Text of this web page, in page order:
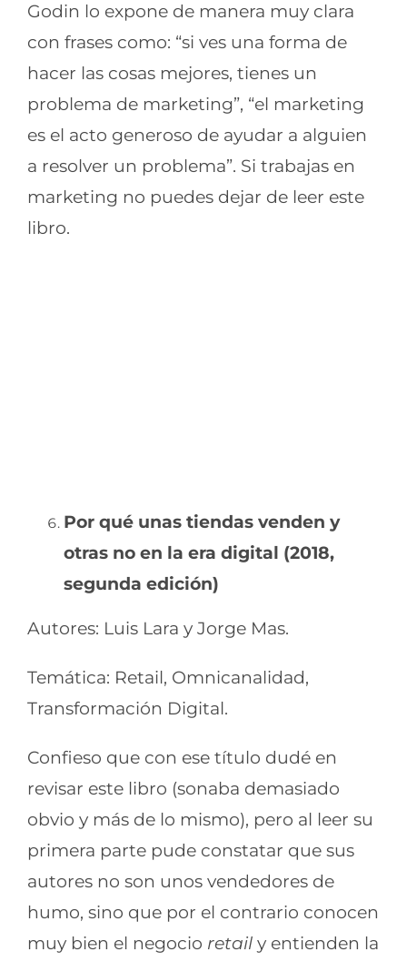
Godin lo expone de manera muy clara
con frases como: “si ves una forma de
hacer las cosas mejores, tienes un
problema de marketing”, “el marketing
es el acto generoso de ayudar a alguien
a resolver un problema”. Si trabajas en
marketing no puedes dejar de leer este
libro.
Por qué unas tiendas venden y
otras no en la era digital (2018,
segunda edición)
Autores: Luis Lara y Jorge Mas.
Temática: Retail, Omnicanalidad,
Transformación Digital.
Confieso que con ese título dudé en
revisar este libro (sonaba demasiado
obvio y más de lo mismo), pero al leer su
primera parte pude constatar que sus
autores no son unos vendedores de
humo, sino que por el contrario conocen
muy bien el negocio retail y entienden la